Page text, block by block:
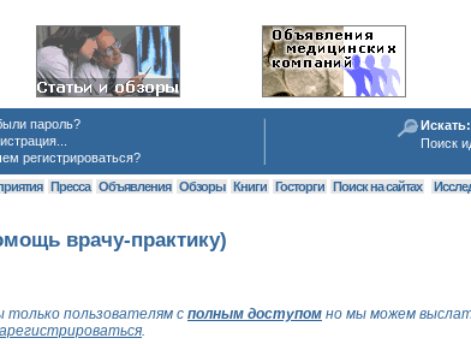
пароль?
регистрироваться?
Искать:
Поиск
Пресса Объявления Обзоры Книги Госторги Поиск на сайтах
врачу-практику)
пользователям с полным доступом но мы можем
.